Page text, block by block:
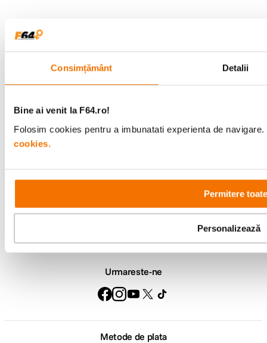
Consimțământ Detalii
Bine ai venit la F64.ro!
Folosim cookies pentru a imbunatati experienta de
cookies.
Permitere toate
Personalizează
specializata
Comenzi si livrare
Urmareste-ne
Metode de plata